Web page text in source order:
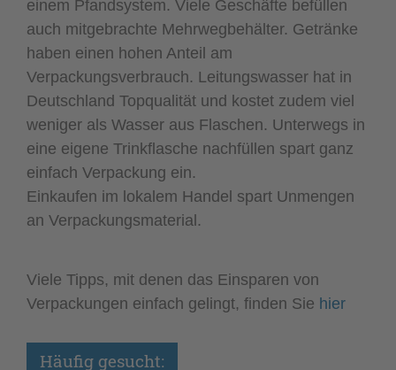
einem Pfandsystem. Viele Geschäfte befüllen
auch mitgebrachte Mehrwegbehälter. Getränke
haben einen hohen Anteil am
Verpackungsverbrauch. Leitungswasser hat in
Deutschland Topqualität und kostet zudem viel
weniger als Wasser aus Flaschen. Unterwegs in
eine eigene Trinkflasche nachfüllen spart ganz
einfach Verpackung ein.
Einkaufen im lokalem Handel spart Unmengen
an Verpackungsmaterial.
Viele Tipps, mit denen das Einsparen von
Verpackungen einfach gelingt, finden Sie hier
Häufig gesucht: